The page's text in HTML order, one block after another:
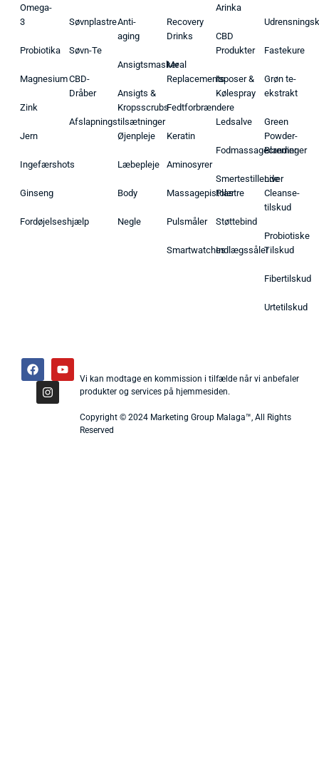
Omega-
3
Probiotika
Magnesium
Zink
Jern
Ingefærshots
Ginseng
Fordøjelseshjælp
Søvnplastre
Søvn-Te
CBD-
Dråber
Afslapningstilsætninger
Anti-
aging
Ansigtsmasker
Ansigts &
Kropsscrubs
Øjenpleje
Læbepleje
Body
Negle
Recovery
Drinks
Meal
Replacements
Fedtforbrændere
Keratin
Aminosyrer
Massagepistoler
Pulsmåler
Smartwatches
Arinka
CBD
Produkter
Isposer &
Kølespray
Ledsalve
Fodmassagecremer
Smertestillende
Plastre
Støttebind
Indlægssåler
Fastekure
Grøn te-
ekstrakt
Green
Powder-
Blandinger
Liver
Cleanse-
tilskud
Probiotiske
Tilskud
Fibertilskud
Urtetilskud
Vi kan modtage en kommission i tilfælde når vi anbefaler
produkter og services på hjemmesiden.
Copyright © 2024 Marketing Group Malaga™, All Rights
Reserved